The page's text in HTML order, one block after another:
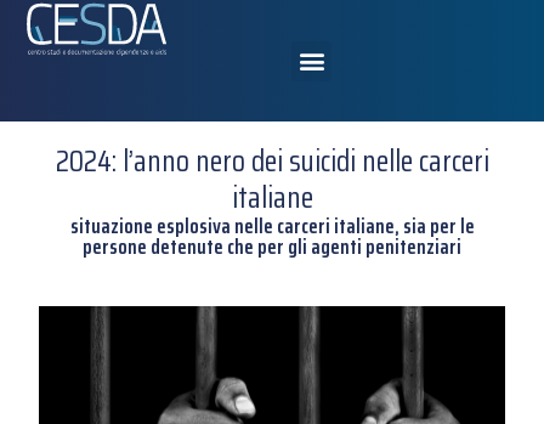
2024: l’anno nero dei suicidi nelle carceri
italiane
situazione esplosiva nelle carceri italiane, sia per le
persone detenute che per gli agenti penitenziari